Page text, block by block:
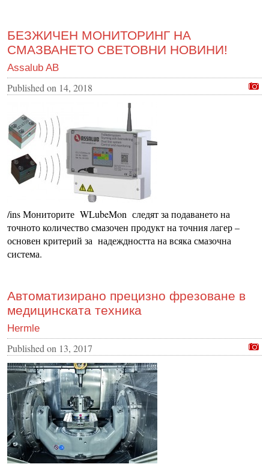
БЕЗЖИЧЕН МОНИТОРИНГ НА
СМАЗВАНЕТО СВЕТОВНИ НОВИНИ!
Assalub AB
Published on 14, 2018
/ins Мониторите WLubeMon следят за подаването на
точното количество смазочен продукт на точния лагер –
основен критерий за надеждността на всяка смазочна
система.
Автоматизирано прецизно фрезоване в
медицинската техника
Hermle
Published on 13, 2017